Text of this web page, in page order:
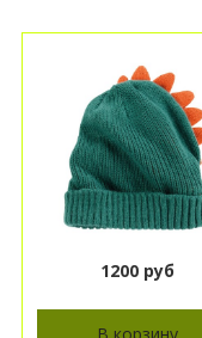
1200 руб
В корзину